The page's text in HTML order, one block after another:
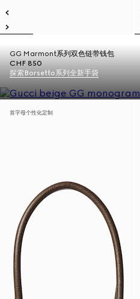
GG Marmont系列双色链带钱包
CHF 850
探索Borsetto系列全新手袋
首字母个性化定制